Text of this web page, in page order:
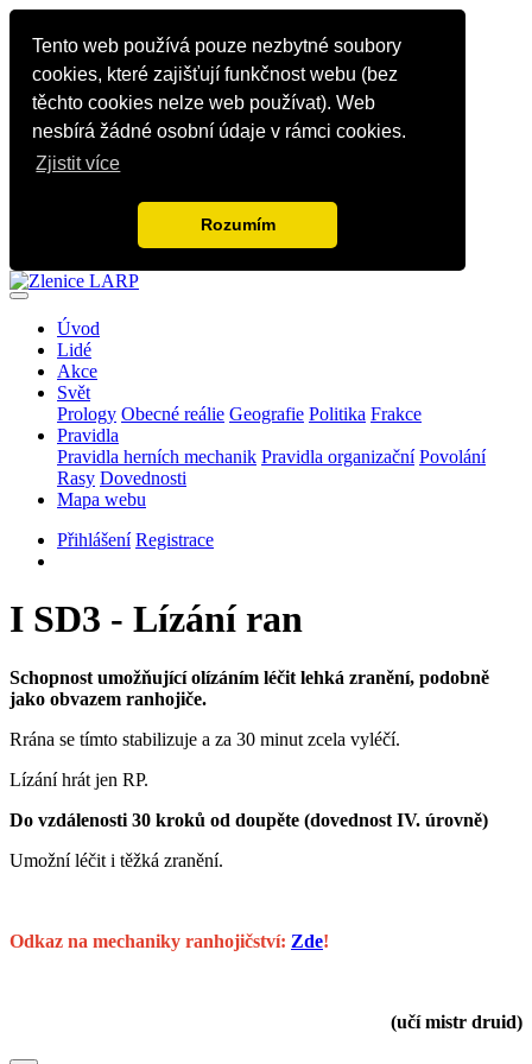
Tento web používá pouze nezbytné soubory
cookies, které zajišťují funkčnost webu (bez
těchto cookies nelze web používat). Web
nesbírá žádné osobní údaje v rámci cookies.
Zjistit více
Rozumím
Úvod
Lidé
Akce
Svět
Prology Obecné reálie Geografie Politika Frakce
Pravidla
Pravidla herních mechanik Pravidla organizační Povolání
Rasy Dovednosti
Mapa webu
Přihlášení Registrace
I SD3 - Lízání ran
Schopnost umožňující olízáním léčit lehká zranění, podobně
jako obvazem ranhojiče.
Rrána se tímto stabilizuje a za 30 minut zcela vyléčí.
Lízání hrát jen RP.
Do vzdálenosti 30 kroků od doupěte (dovednost IV. úrovně)
Umožní léčit i těžká zranění.
Odkaz na mechaniky ranhojičství: Zde!
(učí mistr druid)